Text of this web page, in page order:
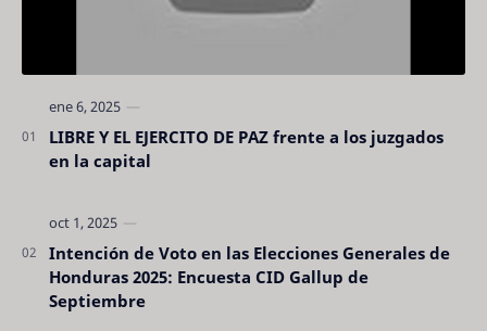
LIBRE Y EL EJERCITO DE PAZ frente a los juzgados
en la capital
Intención de Voto en las Elecciones Generales de
Honduras 2025: Encuesta CID Gallup de
Septiembre